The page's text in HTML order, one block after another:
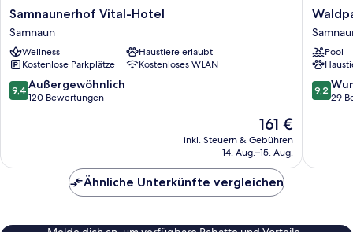
Samnaunerhof
Vital-
Hotel
Samnaun
Samnaunerhof Vital-Hotel
Samnaun
Wellness
Haustiere erlaubt
Kostenlose Parkplätze
Kostenloses WLAN
9.4
von
9,4 Außergewöhnlich
120 Bewertungen
Der
Preis
beträgt
161 €
inkl. Steuern & Gebühren
14. Aug.–15. Aug.
Pool
9.2
von
9,2
29
Ähnliche Unterkünfte vergleichen